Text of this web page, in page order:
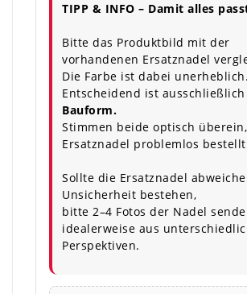
TIPP & INFO – Damit alles
Bitte das Produktbild mit der
vorhandenen Ersatznadel
Die Farbe ist dabei unerheblich.
Entscheidend ist
Bauform.
Stimmen beide optisch
Ersatznadel problemlos
Sollte die Ersatznadel
Unsicherheit bestehen,
bitte 2–4 Fotos der Nadel
idealerweise aus
Perspektiven.